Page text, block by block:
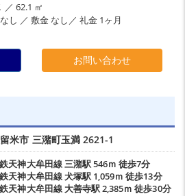
／ 62.1 ㎡
し ／ 敷金 なし／ 礼金 1ヶ月
お問い合わせ
米市 三潴町玉満2621-1
天神大牟田線三潴駅546ｍ 徒歩7分
天神大牟田線犬塚駅1,059ｍ 徒歩13分
天神大牟田線大善寺駅2,385ｍ 徒歩30分